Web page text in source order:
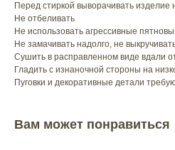
Перед стиркой выворачивать изделие
Не отбеливать
Не использовать агрессивные
Не замачивать надолго, не
Сушить в расправленном виде вдали
Гладить с изнаночной стороны на
Пуговки и декоративные детали
Вам может понравиться